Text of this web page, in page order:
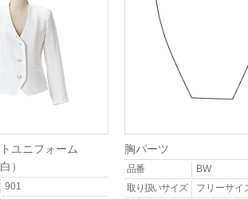
ユニフォーム
）
901
胸パーツ
品番
BW
取り扱いサイズ
フリーサイ